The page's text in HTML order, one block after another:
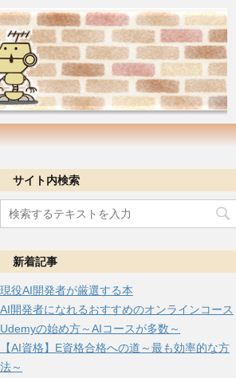
サイト内検索
新着記事
現役AI開発者が厳選する本
AI開発者になれるおすすめのオンラインコース
Udemyの始め方～AIコースが多数～
【AI資格】E資格合格への道～最も効率的な方
法～